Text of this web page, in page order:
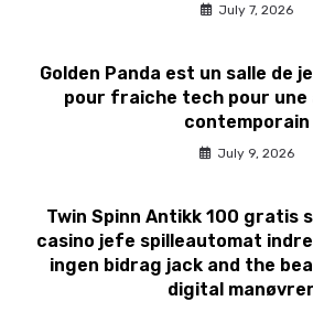
July 7, 2026
Golden Panda est un salle de
pour fraiche tech pour
contemporain
July 9, 2026
Twin Spinn Antikk 100 gratis
casino jefe spilleautomat
ingen bidrag jack and the
digital